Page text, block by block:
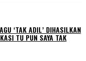
‘TAK ADIL’ DIHASILKAN
TU PUN SAYA TAK